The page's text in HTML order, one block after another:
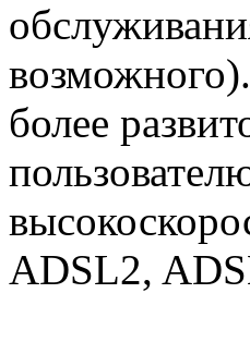
более
ADSL2,